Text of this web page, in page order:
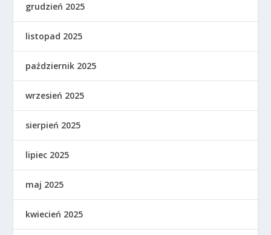
grudzień 2025
listopad 2025
październik 2025
wrzesień 2025
sierpień 2025
lipiec 2025
maj 2025
kwiecień 2025